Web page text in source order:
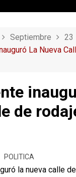
Septiembre
23
La Nueva
de
POLITICA